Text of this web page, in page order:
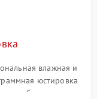
влажная и
юстировка
стабилизатора и